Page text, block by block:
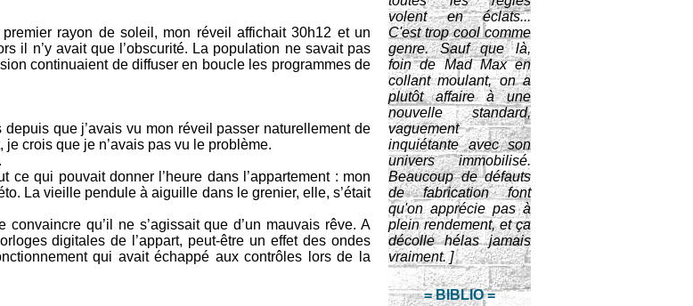
volent en éclats...
C'est trop cool comme
genre. Sauf que là,
foin de Mad Max en
collant moulant, on a
plutôt affaire à une
nouvelle standard,
vaguement
inquiétante avec son
univers immobilisé.
Beaucoup de défauts
de fabrication font
qu'on apprécie pas à
plein rendement, et ça
décolle hélas jamais
vraiment. ]
= BIBLIO =
rayon de soleil, mon réveil affichait 30h12 et un
il n’y avait que l’obscurité. La population ne savait pas
continuaient de diffuser en boucle les programmes de
que j’avais vu mon réveil passer naturellement de
crois que je n’avais pas vu le problème.
qui pouvait donner l’heure dans l’appartement : mon
La vieille pendule à aiguille dans le grenier, elle, s’était
qu’il ne s’agissait que d’un mauvais rêve. A
digitales de l’appart, peut-être un effet des ondes
qui avait échappé aux contrôles lors de la